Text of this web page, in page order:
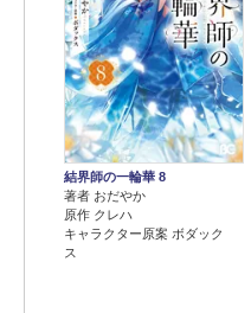
結界師の一輪華 8
著者 おだやか
原作 クレハ
キャラクター原案 ボダック
ス